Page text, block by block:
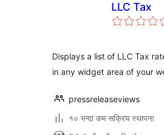
LLC Tax
Displays a list of LLC Tax
in any widget area of your
pressreleaseviews
१० भन्दा कम सक्रिय स्थापना